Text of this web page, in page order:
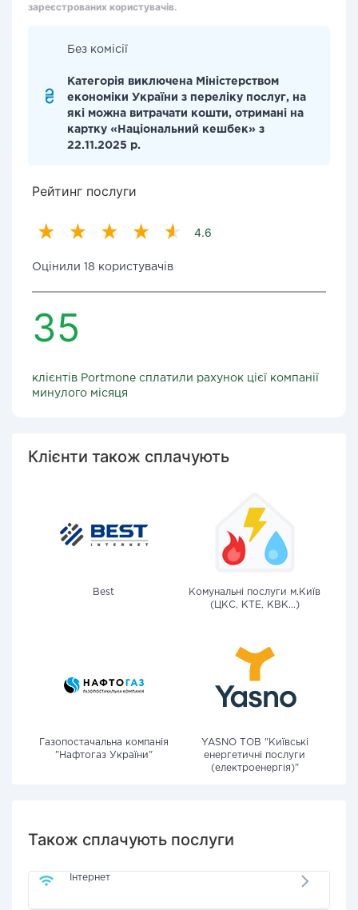
зареєстрованих користувачів.
Без комісії
Категорія виключена Міністерством
економіки України з переліку послуг, на
які можна витрачати кошти, отримані на
картку «Національний кешбек» з
22.11.2025 р.
Рейтинг послуги
4.6
Оцінили 18 користувачів
35
клієнтів Portmone сплатили рахунок цієї компанії
минулого місяця
Клієнти також сплачують
Best
Комунальні послуги м.Київ
(ЦКС, КТЕ, КВК...)
Газопостачальна компанія
"Нафтогаз України"
YASNO ТОВ "Київські
енергетичні послуги
(електроенергія)"
Також сплачують послуги
Інтернет